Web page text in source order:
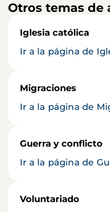
Otros temas de
Iglesia católica
Ir a la página de
Migraciones
Ir a la página de
Guerra y conflicto
Ir a la página de
Voluntariado